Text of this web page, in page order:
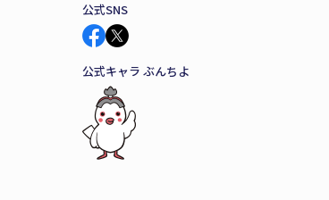
公式SNS
公式キャラ ぶんちよ